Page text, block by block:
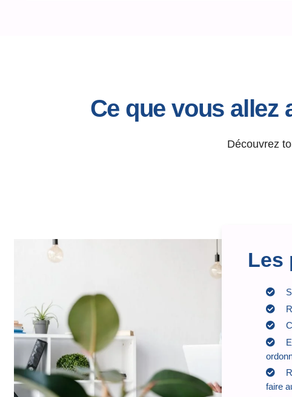
Ce que vous allez
Découvrez
Les
faire